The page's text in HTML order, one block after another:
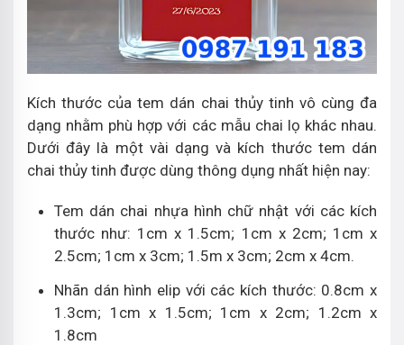
Kích thước của tem dán chai thủy tinh vô cùng đa
dạng nhằm phù hợp với các mẫu chai lọ khác nhau.
Dưới đây là một vài dạng và kích thước tem dán
chai thủy tinh được dùng thông dụng nhất hiện nay:
Tem dán chai nhựa hình chữ nhật với các kích
thước như: 1cm x 1.5cm; 1cm x 2cm; 1cm x
2.5cm; 1cm x 3cm; 1.5m x 3cm; 2cm x 4cm.
Nhãn dán hình elip với các kích thước: 0.8cm x
1.3cm; 1cm x 1.5cm; 1cm x 2cm; 1.2cm x
1.8cm